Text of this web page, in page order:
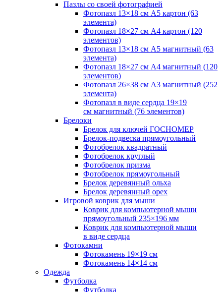
Пазлы со своей фотографией
Фотопазл 13×18 см А5 картон (63
элемента)
Фотопазл 18×27 см А4 картон (120
элементов)
Фотопазл 13×18 см А5 магнитный (63
элемента)
Фотопазл 18×27 см А4 магнитный (120
элементов)
Фотопазл 26×38 см А3 магнитный (252
элемента)
Фотопазл в виде сердца 19×19
см магнитный (76 элементов)
Брелоки
Брелок для ключей ГОСНОМЕР
Брелок-подвеска прямоугольный
Фотобрелок квадратный
Фотобрелок круглый
Фотобрелок призма
Фотобрелок прямоугольный
Брелок деревянный ольха
Брелок деревянный орех
Игровой коврик для мыши
Коврик для компьютерной мыши
прямоугольный 235×196 мм
Коврик для компьютерной мыши
в виде сердца
Фотокамни
Фотокамень 19×19 см
Фотокамень 14×14 см
Одежда
Футболка
Футболка